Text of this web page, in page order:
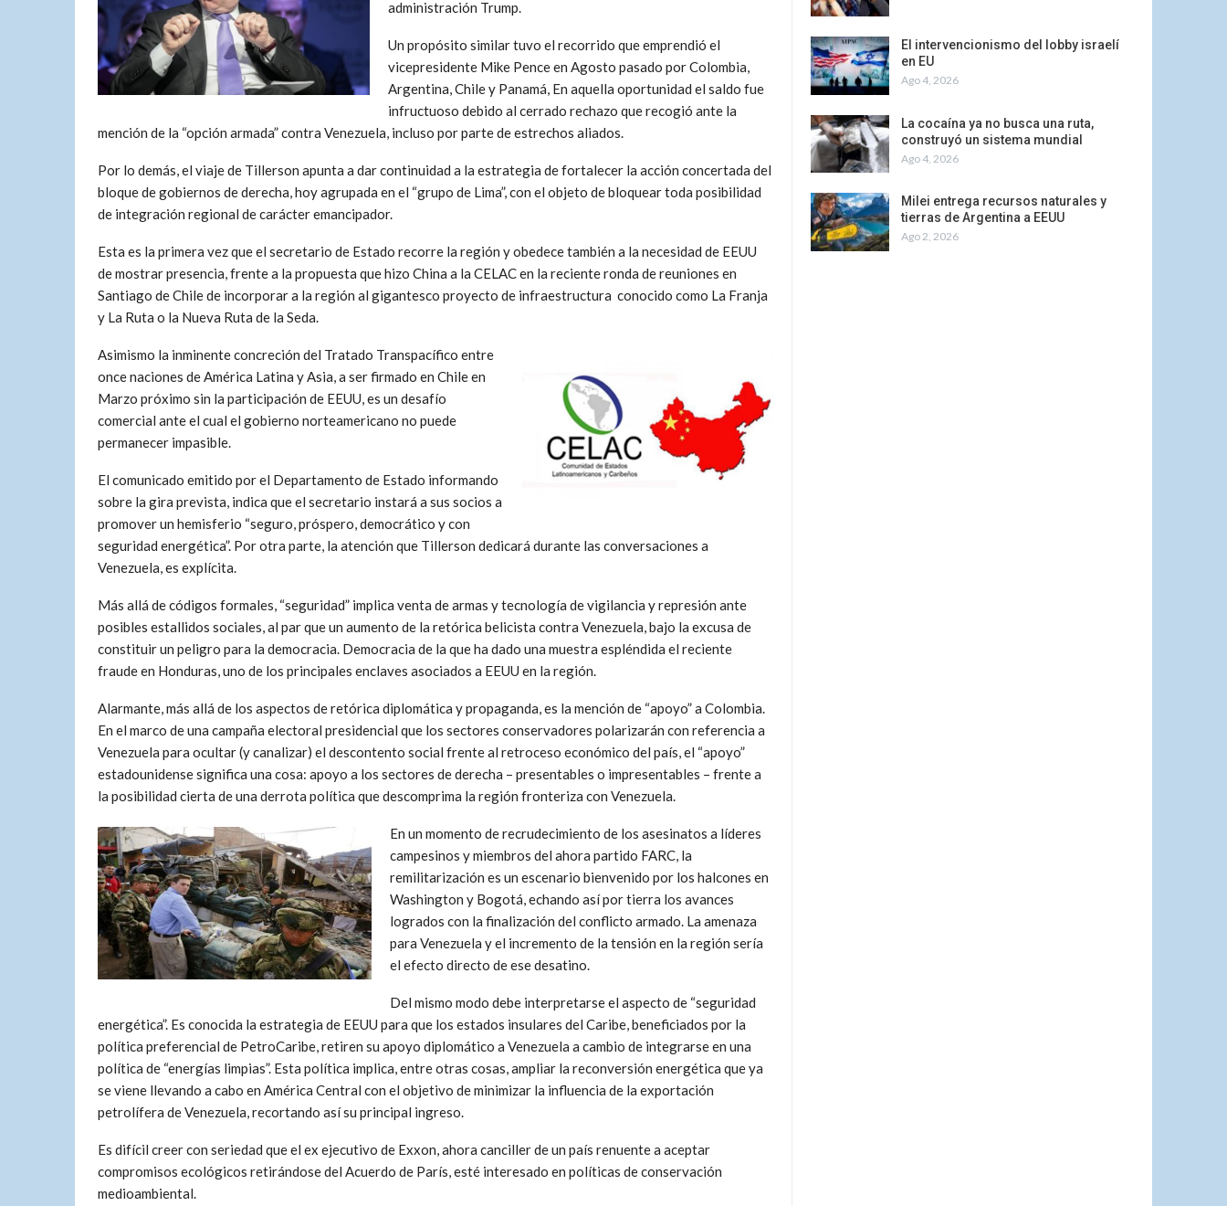
administración Trump.
Un propósito similar tuvo el recorrido que emprendió el
vicepresidente Mike Pence en Agosto pasado por Colombia,
Argentina, Chile y Panamá, En aquella oportunidad el saldo fue
infructuoso debido al cerrado rechazo que recogió ante la
mención de la “opción armada” contra Venezuela, incluso por parte de estrechos aliados.
Por lo demás, el viaje de Tillerson apunta a dar continuidad a la estrategia de fortalecer la acción concertada del
bloque de gobiernos de derecha, hoy agrupada en el “grupo de Lima”, con el objeto de bloquear toda posibilidad
de integración regional de carácter emancipador.
Esta es la primera vez que el secretario de Estado recorre la región y obedece también a la necesidad de EEUU
de mostrar presencia, frente a la propuesta que hizo China a la CELAC en la reciente ronda de reuniones en
Santiago de Chile de incorporar a la región al gigantesco proyecto de infraestructura conocido como La Franja
y La Ruta o la Nueva Ruta de la Seda.
Asimismo la inminente concreción del Tratado Transpacífico entre
once naciones de América Latina y Asia, a ser firmado en Chile en
Marzo próximo sin la participación de EEUU, es un desafío
comercial ante el cual el gobierno norteamericano no puede
permanecer impasible.
El comunicado emitido por el Departamento de Estado informando
sobre la gira prevista, indica que el secretario instará a sus socios a
promover un hemisferio “seguro, próspero, democrático y con
seguridad energética”. Por otra parte, la atención que Tillerson dedicará durante las conversaciones a
Venezuela, es explícita.
Más allá de códigos formales, “seguridad” implica venta de armas y tecnología de vigilancia y represión ante
posibles estallidos sociales, al par que un aumento de la retórica belicista contra Venezuela, bajo la excusa de
constituir un peligro para la democracia. Democracia de la que ha dado una muestra espléndida el reciente
fraude en Honduras, uno de los principales enclaves asociados a EEUU en la región.
Alarmante, más allá de los aspectos de retórica diplomática y propaganda, es la mención de “apoyo” a Colombia.
En el marco de una campaña electoral presidencial que los sectores conservadores polarizarán con referencia a
Venezuela para ocultar (y canalizar) el descontento social frente al retroceso económico del país, el “apoyo”
estadounidense significa una cosa: apoyo a los sectores de derecha – presentables o impresentables – frente a
la posibilidad cierta de una derrota política que descomprima la región fronteriza con Venezuela.
En un momento de recrudecimiento de los asesinatos a líderes
campesinos y miembros del ahora partido FARC, la
remilitarización es un escenario bienvenido por los halcones en
Washington y Bogotá, echando así por tierra los avances
logrados con la finalización del conflicto armado. La amenaza
para Venezuela y el incremento de la tensión en la región sería
el efecto directo de ese desatino.
Del mismo modo debe interpretarse el aspecto de “seguridad
energética”. Es conocida la estrategia de EEUU para que los estados insulares del Caribe, beneficiados por la
política preferencial de PetroCaribe, retiren su apoyo diplomático a Venezuela a cambio de integrarse en una
política de “energías limpias”. Esta política implica, entre otras cosas, ampliar la reconversión energética que ya
se viene llevando a cabo en América Central con el objetivo de minimizar la influencia de la exportación
petrolífera de Venezuela, recortando así su principal ingreso.
Es difícil creer con seriedad que el ex ejecutivo de Exxon, ahora canciller de un país renuente a aceptar
compromisos ecológicos retirándose del Acuerdo de París, esté interesado en políticas de conservación
medioambiental.
El intervencionismo del lobby israelí
en EU
Ago 4, 2026
La cocaína ya no busca una ruta,
construyó un sistema mundial
Ago 4, 2026
Milei entrega recursos naturales y
tierras de Argentina a EEUU
Ago 2, 2026